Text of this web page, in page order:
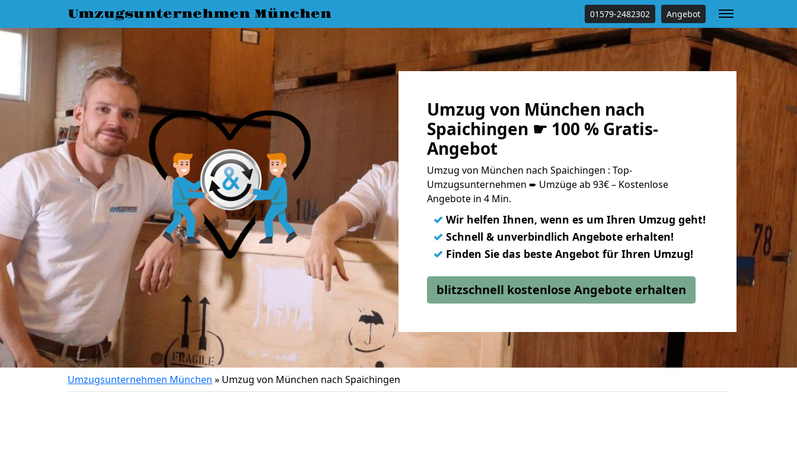
Umzugsunternehmen München 01579-2482302 Angebot
Umzug von München nach
Spaichingen ☛ 100 % Gratis-
Angebot
Umzug von München nach Spaichingen : Top-
Umzugsunternehmen ➨ Umzüge ab 93€ – Kostenlose
Angebote in 4 Min.
✓ Wir helfen Ihnen, wenn es um Ihren Umzug geht!
✓ Schnell & unverbindlich Angebote erhalten!
✓ Finden Sie das beste Angebot für Ihren Umzug!
blitzschnell kostenlose Angebote erhalten
Umzugsunternehmen München » Umzug von München nach Spaichingen